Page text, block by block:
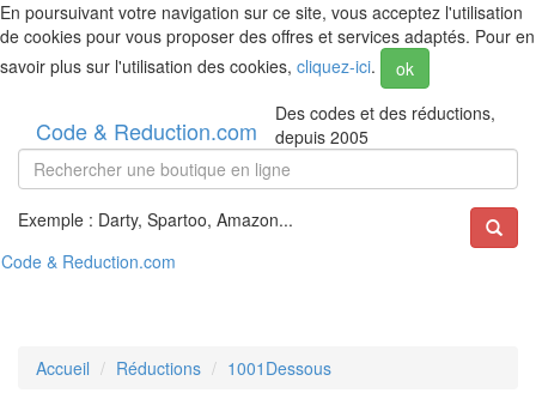
En poursuivant votre navigation sur ce site, vous acceptez l'utilisation
de cookies pour vous proposer des offres et services adaptés. Pour en
savoir plus sur l'utilisation des cookies, cliquez-ici. ok
Code & Reduction.com
Des codes et des réductions,
depuis 2005
Exemple : Darty, Spartoo, Amazon...
Code & Reduction.com
Accueil Réductions 1001Dessous